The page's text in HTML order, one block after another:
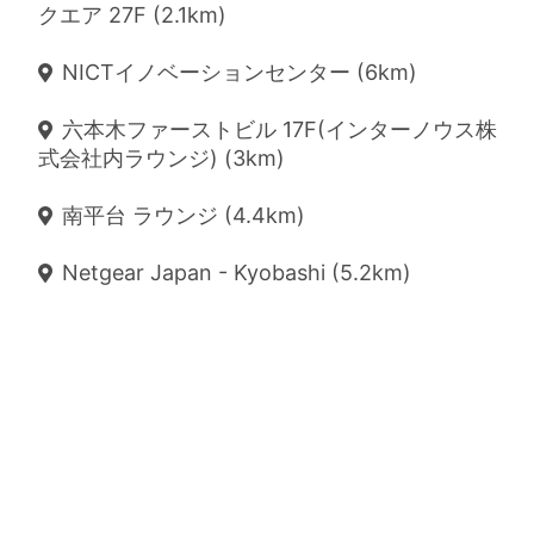
クエア 27F (2.1km)
NICTイノベーションセンター (6km)
六本木ファーストビル 17F(インターノウス株
式会社内ラウンジ) (3km)
南平台 ラウンジ (4.4km)
Netgear Japan - Kyobashi (5.2km)